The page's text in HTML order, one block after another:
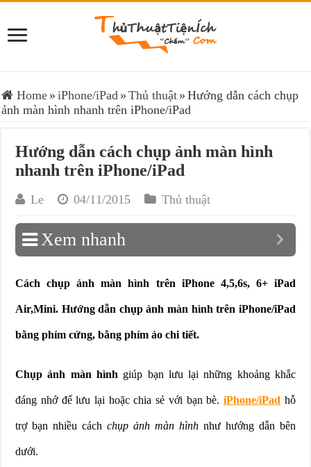
Home » iPhone/iPad » Thủ thuật » Hướng dẫn cách chụp
ảnh màn hình nhanh trên iPhone/iPad
Hướng dẫn cách chụp ảnh màn hình
nhanh trên iPhone/iPad
Le 04/11/2015 Thủ thuật
Xem nhanh
Cách chụp ảnh màn hình trên iPhone 4,5,6s, 6+ iPad
Air,Mini. Hướng dẫn chụp ảnh màn hình trên iPhone/iPad
bằng phím cứng, bằng phím ảo chi tiết.
Chụp ảnh màn hình giúp bạn lưu lại những khoảng khắc
đáng nhớ để lưu lại hoặc chia sẻ với bạn bè.iPhone/iPad hỗ
trợ bạn nhiều cáchchụp ảnh màn hìnhnhư hướng dẫn bên
dưới.